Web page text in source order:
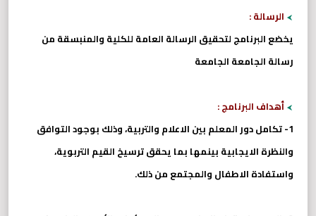
الرسالة :
يخضع البرنامج لتحقيق الرسالة العامة للكلية والمنبسقة من
رسالة الجامعة الجامعة
أهداف البرنامج :
1- تكامل دور المعلم بين الاعلام والتربية، وذلك بوجود التوافق
والنظرة الايجابية بينمها بما يحقق ترسيخ القيم التربوية،
واستفادة الاطفال والمجتمع من ذلك.